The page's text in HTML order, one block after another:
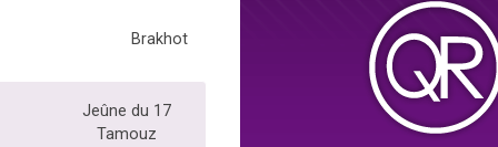
Brakhot
Jeûne du 17
Tamouz